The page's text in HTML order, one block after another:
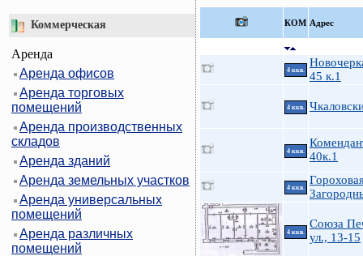
Коммерческая
Аренда
Аренда офисов
Аренда торговых
помещений
Аренда производственных
складов
Аренда зданий
Аренда земельных участков
Аренда универсальных
помещений
Аренда различных
помещений
КOМ Адрес
4 ккв.
45 к.1
4 ккв.
4 ккв.
40к.1
4 ккв.
4 ккв.
Союза
ул., 13-15